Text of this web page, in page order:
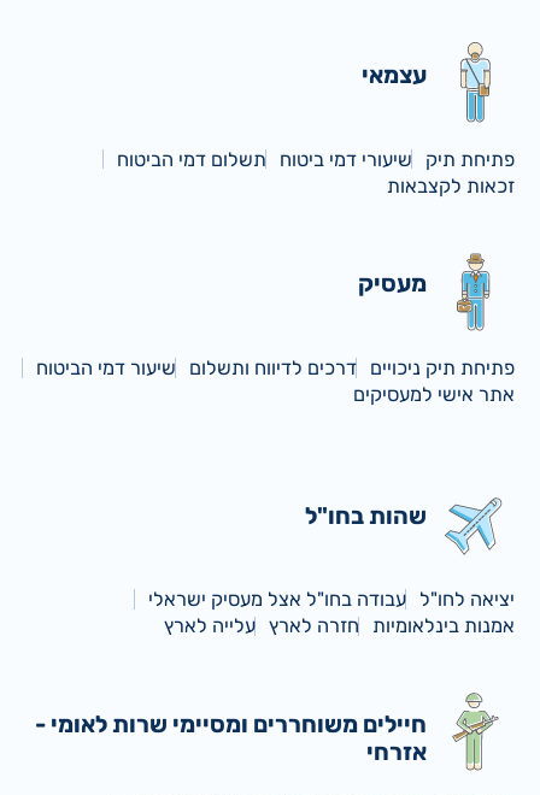
עצמאי
פתיחת תיק שיעורי דמי ביטוח
תשלום דמי הביטוח
זכאות לקצבאות
מעסיק
פתיחת תיק ניכויים דרכים לדיווח ותשלום
שיעור דמי הביטוח
אתר אישי למעסיקים
שהות בחו"ל
יציאה לחו"ל
עבודה בחו"ל אצל מעסיק ישראלי
אמנות בינלאומיות
חזרה לארץ עלייה לארץ
חיילים משוחררים ומסיימי שרות לאומי -
אזרחי